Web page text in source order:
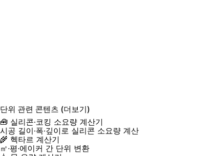
단위 관련 콘텐츠 (더보기)
🧰 실리콘·코킹 소요량 계산기
시공 길이·폭·깊이로 실리콘 소요량 계산
🌾 헥타르 계산기
㎡·평·에이커 간 단위 변환